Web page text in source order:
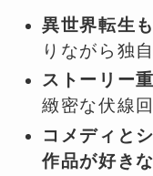
異世界転生
りながら独
ストーリー
緻密な伏線
コメディと
作品が好き